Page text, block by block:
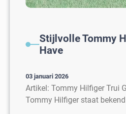
Stijlvolle Tommy
Have
03 januari 2026
Artikel: Tommy Hilfiger Trui
Tommy Hilfiger staat